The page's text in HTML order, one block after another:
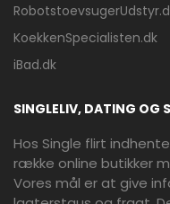
KoekkenSpecialisten.dk
iBad.dk
SINGLELIV, DATING OG
Hos Single flirt
række online butikker
Vores mål er at give